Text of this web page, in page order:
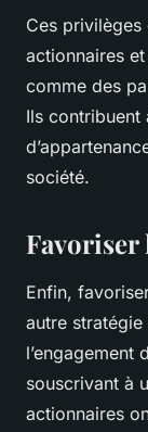
Ces
actionnaires
comme des
Ils contribuent
société.
Favoriser
Enfin,
autre
l’engagement
souscrivant à
actionnaires